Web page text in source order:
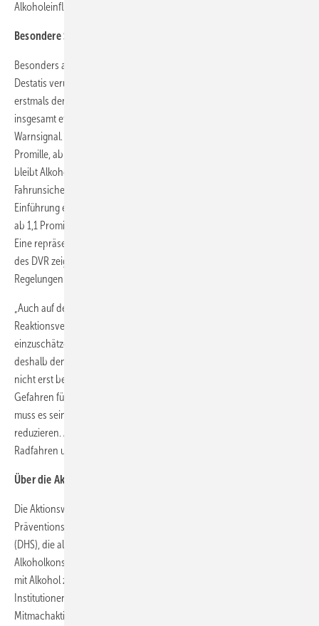
Alkoholeinfluss festgestellt.
Besondere Sorge um Radfahrende
Besonders alarmierend ist die Entwicklung im Radverkehr: Laut
Destatis verursachten alkoholisierte Radfahrende im Jahr 2024
erstmals den größten Anteil aller Alkoholunfälle – 43 Prozent von
insgesamt etwa 34.700 Unfällen. Der DVR sieht darin ein deutliches
Warnsignal. Für Radfahrende gilt derzeit ein Grenzwert von 1,6
Promille, ab dem eine Straftat vorliegt. Unterhalb dieser Schwelle
bleibt Alkoholkonsum in der Regel ohne Konsequenzen, sofern keine
Fahrunsicherheit nachgewiesen wird. Der DVR fordert daher die
Einführung eines Ordnungswidrigkeitentatbestands für Radfahrende
ab 1,1 Promille. Diese Forderung wird durch die Bevölkerung gestützt:
Eine repräsentative forsa-Befragung aus dem Jahr 2025 im Auftrag
des DVR zeigt eine breite gesellschaftliche Unterstützung für strengere
Regelungen.
„Auch auf dem Fahrrad beeinträchtigt Alkohol Aufmerksamkeit,
Reaktionsvermögen und die Fähigkeit, Gefahrensituationen richtig
einzuschätzen“, sagt Manfred Wirsch. „Bund und Länder müssen
deshalb den rechtlichen Rahmen anpassen. Verkehrssicherheit endet
nicht erst bei der Straftat, sondern schon dann, wenn alkoholbedingt
Gefahren für Leib und Leben entstehen. Unser gemeinsames Ziel
muss es sein, schwere Alkoholunfälle im Radverkehr deutlich zu
reduzieren. Auch Radfahrende können dazu beitragen, indem sie
Radfahren und Alkoholkonsum konsequent trennen.“
Über die Aktionswoche Alkohol
Die Aktionswoche Alkohol ist eine bundesweite
Präventionskampagne der Deutschen Hauptstelle für Suchtfragen
(DHS), die alle zwei Jahre stattfindet. Ziel ist es, über die Risiken von
Alkoholkonsum aufzuklären und einen verantwortungsvollen Umgang
mit Alkohol zu fördern. Bundesweit beteiligen sich zahlreiche
Institutionen, Kommunen und Verbände mit Informations- und
Mitmachaktionen. Der DVR ist offizieller Unterstützer der